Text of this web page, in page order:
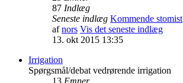
87 Indlæg
Seneste indlæg Kommende stomist
afnors Vis det seneste indlæg
13. okt 2015 13:35
Irrigation
Spørgsmål/debat vedrørende irrigation